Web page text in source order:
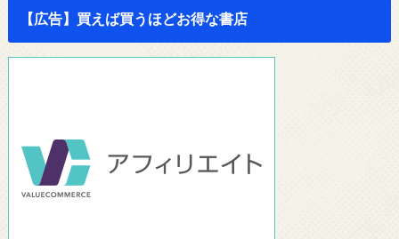
【広告】買えば買うほどお得な書店